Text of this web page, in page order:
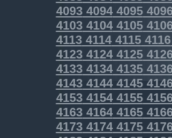
409340944095
410341044105
4113411441154116
412341244125
413341344135
414341444145
415341544155
416341644165
417341744175